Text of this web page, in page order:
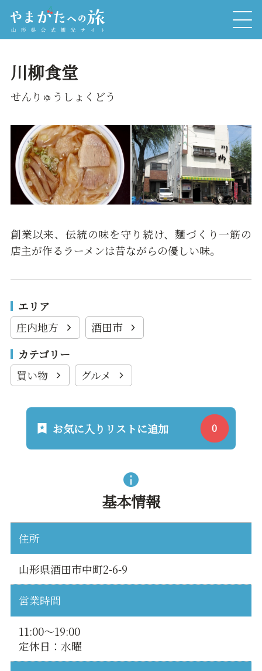
川柳食堂
せんりゅうしょくどう
創業以来、伝統の味を守り続け、麵づくり一筋の
店主が作るラーメンは昔ながらの優しい味。
エリア
庄内地方
酒田市
カテゴリー
買い物
グルメ
お気に入りリストに追加
基本情報
住所
山形県酒田市中町2-6-9
営業時間
11:00〜19:00
定休日：水曜